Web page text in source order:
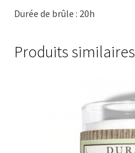
Cafés aromatisés
Chutneys, confits et crèmes
Durée de brûle : 20h
Produits similaires